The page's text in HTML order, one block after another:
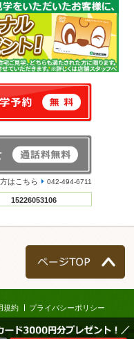
はこちら 042-494-6711
15226053106
規約 プライバシーポリシー